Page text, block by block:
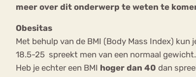
meer over dit onderwerp te weten te
Obesitas
Met behulp van de BMI (Body Mass Index)
18.5-25 spreekt men van een normaal
Heb je echter een BMI hoger dan 40 dan
Boulimia Nervosa
Orthorexia